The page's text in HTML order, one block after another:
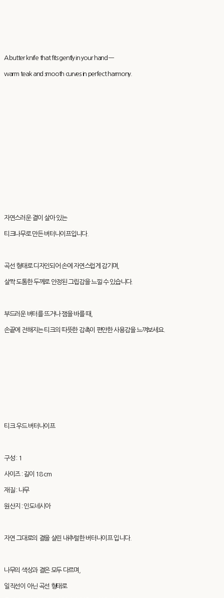
A butter knife that fits gently in your hand —
warm teak and smooth curves in perfect harmony.
자연스러운 결이 살아 있는
티크나무로 만든 버터나이프입니다.
곡선 형태로 디자인되어 손에 자연스럽게 감기며,
살짝 도톰한 두께로 안정된 그립감을 느낄 수 있습니다.
부드러운 버터를 뜨거나 잼을 바를 때,
손끝에 전해지는 티크의 따뜻한 감촉이 편안한 사용감을 느껴보세요.
티크 우드 버터나이프
구성 : 1
사이즈 : 길이 18 cm
재질 : 나무
원산지 : 인도네시아
자연 그대로의 결을 살린 내추럴한 버터나이프 입니다.
나무의 색상과 결은 모두 다르며,
일직선이 아닌 곡선 형태로